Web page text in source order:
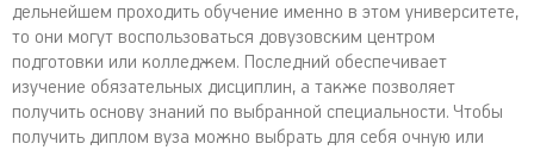
дельнейшем проходить обучение именно в этом университете,
то они могут воспользоваться довузовским центром
подготовки или колледжем. Последний обеспечивает
изучение обязательных дисциплин, а также позволяет
получить основу знаний по выбранной специальности. Чтобы
получить диплом вуза можно выбрать для себя очную или